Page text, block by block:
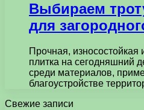
Выбираем
для
Прочная, износостойкая
плитка на сегодняшний
среди материалов,
благоустройстве
Свежие записи